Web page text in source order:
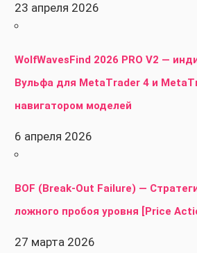
23 апреля 2026
WolfWavesFind 2026 PRO V2 —
Вульфа для MetaTrader 4 и
навигатором моделей
6 апреля 2026
BOF (Break-Out Failure) —
ложного пробоя уровня [Price
27 марта 2026